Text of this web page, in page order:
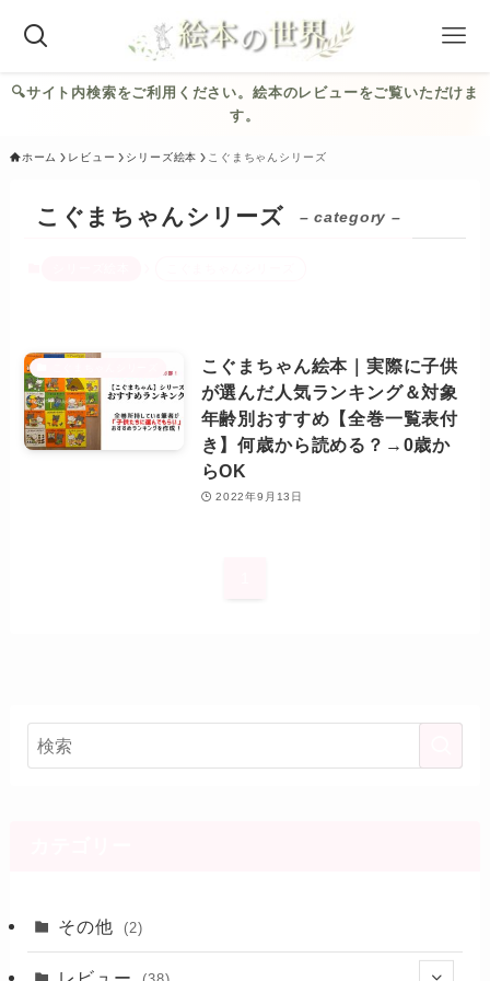
🔍︎サイト内検索をご利用ください。絵本のレビューをご覧いただけま
す。
ホーム レビュー シリーズ絵本 こぐまちゃんシリーズ
こぐまちゃんシリーズ – category –
こぐまちゃん絵本｜実際に子供
が選んだ人気ランキング＆対象
年齢別おすすめ【全巻一覧表付
き】何歳から読める？→0歳か
らOK
2022年9月13日
その他 (2)